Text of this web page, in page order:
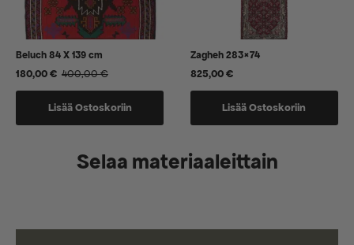
Beluch 84 X 139 cm
400,00€
Alkuperäinen
hinta
180,00€
Nykyinen
hinta
Lisää Ostoskoriin
Zagheh 283×74
825,00€
Lisää Ostoskoriin
Selaa materiaaleittain